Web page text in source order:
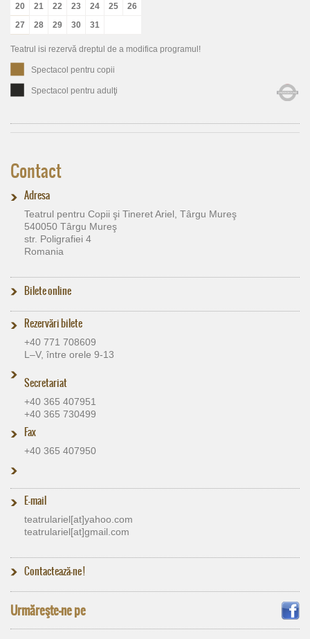
20
21 22 23 24 25
26
27
28 29 30 31
Teatrul isi rezervă dreptul de a modifica programul!
Spectacol pentru copii
Spectacol pentru adulţi
Contact
Adresa
Teatrul pentru Copii şi Tineret Ariel, Târgu Mureş
540050 Târgu Mureş
str. Poligrafiei 4
Romania
Bilete online
Rezervări bilete
+40 771 708609
L–V, între orele 9-13
Secretariat
+40 365 407951
+40 365 730499
Fax
+40 365 407950
E-mail
teatrulariel[at]​yahoo.com
teatrulariel[at]​gmail.com
Contactează-ne !
Urmăreşte-ne pe